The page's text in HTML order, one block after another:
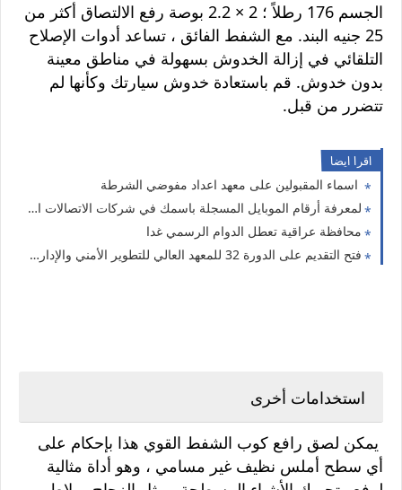
الجسم 176 رطلاً ؛ 2 × 2.2 بوصة رفع الالتصاق أكثر من
25 جنيه البند. مع الشفط الفائق ، تساعد أدوات الإصلاح
التلقائي في إزالة الخدوش بسهولة في مناطق معينة
بدون خدوش. قم باستعادة خدوش سيارتك وكأنها لم
تتضرر من قبل.
اقرا ايضا
اسماء المقبولين على معهد اعداد مفوضي الشرطة
لمعرفة أرقام الموبايل المسجلة باسمك في شركات الاتصالات العراقية
محافظة عراقية تعطل الدوام الرسمي غدا
فتح التقديم على الدورة 32 للمعهد العالي للتطوير الأمني والإداري لحملة البكالوريوس والدراسات العليا
استخدامات أخرى
يمكن لصق رافع كوب الشفط القوي هذا بإحكام على
أي سطح أملس نظيف غير مسامي ، وهو أداة مثالية